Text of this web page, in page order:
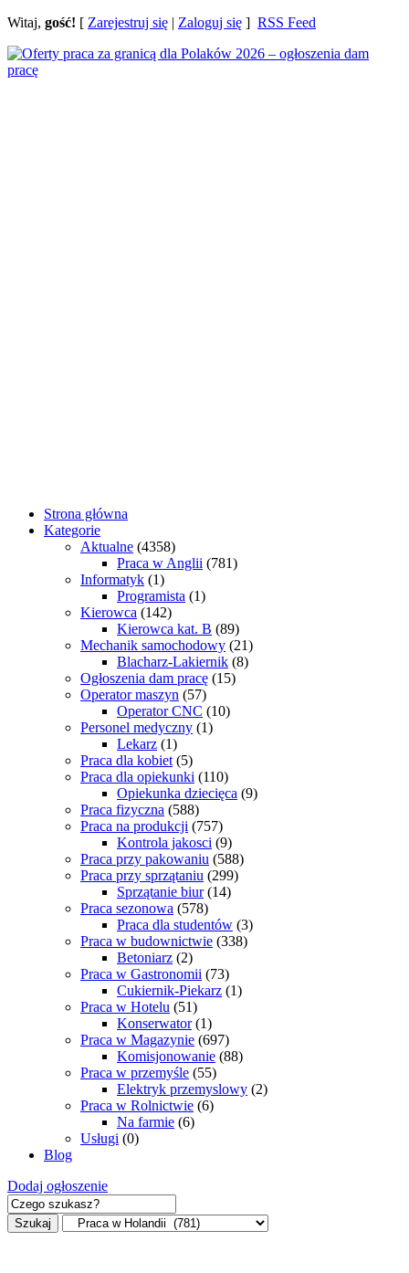
Witaj, gość! [ Zarejestruj się | Zaloguj się ] RSS Feed
Strona główna
Kategorie
Aktualne (4358)
Praca w Anglii (781)
Informatyk (1)
Programista (1)
Kierowca (142)
Kierowca kat. B (89)
Mechanik samochodowy (21)
Blacharz-Lakiernik (8)
Ogłoszenia dam pracę (15)
Operator maszyn (57)
Operator CNC (10)
Personel medyczny (1)
Lekarz (1)
Praca dla kobiet (5)
Praca dla opiekunki (110)
Opiekunka dziecięca (9)
Praca fizyczna (588)
Praca na produkcji (757)
Kontrola jakosci (9)
Praca przy pakowaniu (588)
Praca przy sprzątaniu (299)
Sprzątanie biur (14)
Praca sezonowa (578)
Praca dla studentów (3)
Praca w budownictwie (338)
Betoniarz (2)
Praca w Gastronomii (73)
Cukiernik-Piekarz (1)
Praca w Hotelu (51)
Konserwator (1)
Praca w Magazynie (697)
Komisjonowanie (88)
Praca w przemyśle (55)
Elektryk przemyslowy (2)
Praca w Rolnictwie (6)
Na farmie (6)
Usługi (0)
Blog
Dodaj ogłoszenie
Szukaj